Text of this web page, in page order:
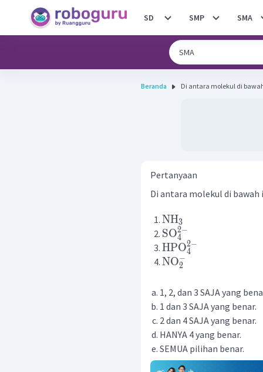
SD SMP SMA
Beranda Di antara molekul di
Pertanyaan
Di antara molekul di
NH3
SO4
2−
HPO4
2−
NO2
−
1, 2, dan 3 SAJA yang
1 dan 3 SAJA yang benar.
2 dan 4 SAJA yang benar.
HANYA 4 yang benar.
SEMUA pilihan benar.